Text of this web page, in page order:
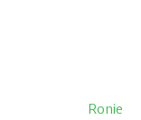
Ronie